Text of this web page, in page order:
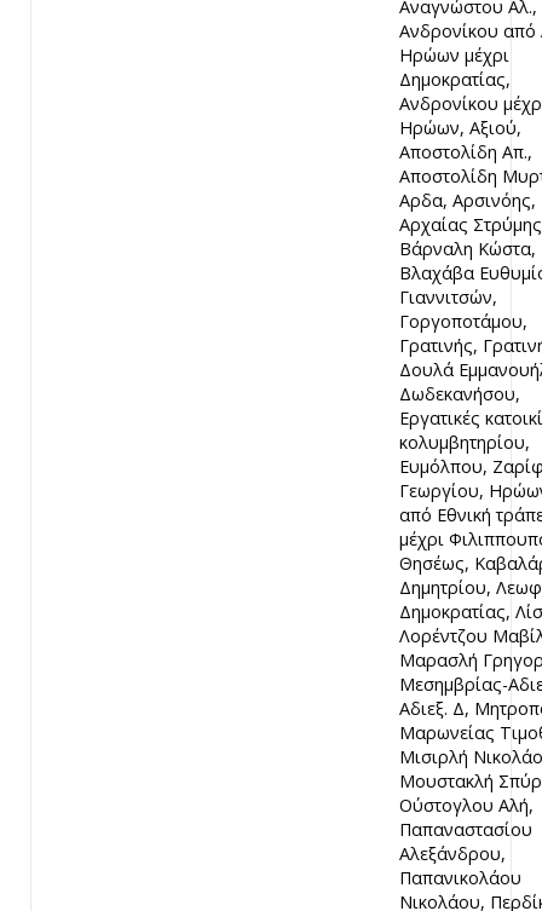
Αναγνώστου Αλ.,
Ανδρονίκου από
Ηρώων μέχρι
Δημοκρατίας,
Ανδρονίκου
Ηρώων, Αξιού,
Αποστολίδη Απ.,
Αποστολίδη
Αρδα, Αρσινόης,
Αρχαίας
Βάρναλη Κώστα,
Βλαχάβα
Γιαννιτσών,
Γοργοποτάμου,
Γρατινής,
Δουλά
Δωδεκανήσου,
Εργατικές
κολυμβητηρίου,
Ευμόλπου,
Γεωργίου,
από Εθνική
μέχρι
Θησέως,
Δημητρίου,
Δημοκρατίας,
Λορέντζου
Μαρασλή
Μεσημβρίας-
Αδιεξ. Δ,
Μαρωνείας
Μισιρλή
Μουστακλή
Ούστογλου Αλή,
Παπαναστασίου
Αλεξάνδρου,
Παπανικολάου
Νικολάου,